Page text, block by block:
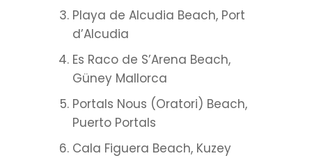
Playa de Alcudia Beach, Port
d’Alcudia
Es Raco de S’Arena Beach,
Güney Mallorca
Portals Nous (Oratori) Beach,
Puerto Portals
Cala Figuera Beach, Kuzey